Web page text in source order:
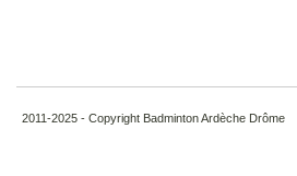
2011-2025 - Copyright Badminton Ardèche Drôme